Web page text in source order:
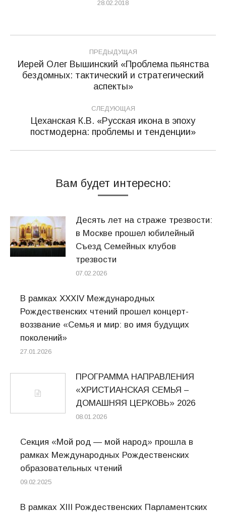
28.02.2018
Навигация
по
записям
ПРЕДЫДУЩАЯ
Предыдущая
запись:
Иерей Олег Вышинский «Проблема пьянства
бездомных: тактический и стратегический
аспекты»
СЛЕДУЮЩАЯ
Цеханская К.В. «Русская икона в эпоху
постмодерна: проблемы и тенденции»
Вам будет интересно:
Десять лет на страже трезвости:
в Москве прошел юбилейный
Съезд Семейных клубов
трезвости
07.02.2026
В рамках XXXIV Международных
Рождественских чтений прошел концерт-
воззвание «Семья и мир: во имя будущих
поколений»
27.01.2026
ПРОГРАММА НАПРАВЛЕНИЯ
«ХРИСТИАНСКАЯ СЕМЬЯ –
ДОМАШНЯЯ ЦЕРКОВЬ» 2026
08.01.2026
Секция «Мой род — мой народ» прошла в
рамках Международных Рождественских
образовательных чтений
09.02.2025
В рамках XIII Рождественских Парламентских